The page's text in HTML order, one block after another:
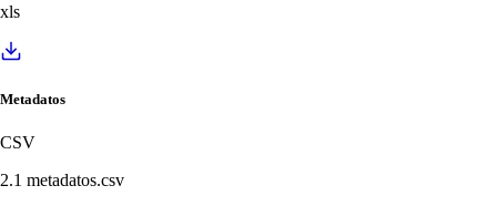
xls
Metadatos
CSV
2.1 metadatos.csv